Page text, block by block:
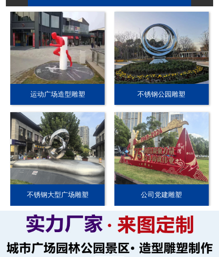
运动广场造型雕塑 不锈钢公园雕塑
不锈钢大型广场雕塑 公司党建雕塑